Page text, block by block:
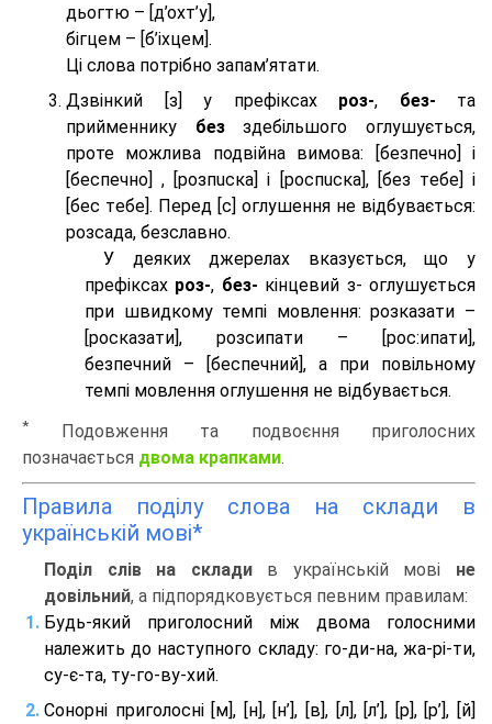
дьогтю – [д’охт’у],
бігцем – [б’іхцем].
Ці слова потрібно запам’ятати.
Дзвінкий [з] у префіксах роз-, без- та
прийменнику безздебільшого оглушується,
проте можлива подвійна вимова: [безпeчно] і
[беспeчно] , [розпuска] і [роспuска], [без тeбе] і
[бес тeбе]. Перед [с] оглушення не відбувається:
розсада, безславно.
У деяких джерелах вказується, що у
префіксах роз-, без- кінцевий з- оглушується
при швидкому темпі мовлення: розказати –
[росказати], розсипати – [роc:ипати],
безпечний – [беспечний], а при повільному
темпі мовлення оглушення не відбувається.
*
Подовження та подвоєння приголосних
позначається двома крапками.
Правила поділу слова на склади в
українській мові*
Поділ слів на складив українській мові не
довільний, а підпорядковується певним правилам:
Будь-який приголосний між двома голосними
належить до наступного складу: го-ди-на, жа-рі-ти,
су-є-та, ту-го-ву-хий.
Сонорні приголосні [м], [н], [н’], [в], [л], [л’], [р], [р’], [й]